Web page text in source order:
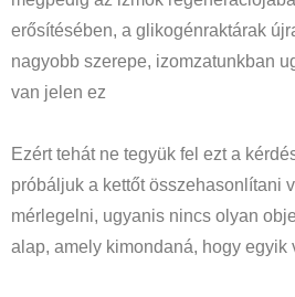
erősítésében, a glikogénraktárak
nagyobb szerepe, izomzatunkban
van jelen ez
Ezért tehát ne tegyük fel ezt a
próbáljuk a kettőt összehasonlítani
mérlegelni, ugyanis nincs olyan
alap, amely kimondaná, hogy egyik